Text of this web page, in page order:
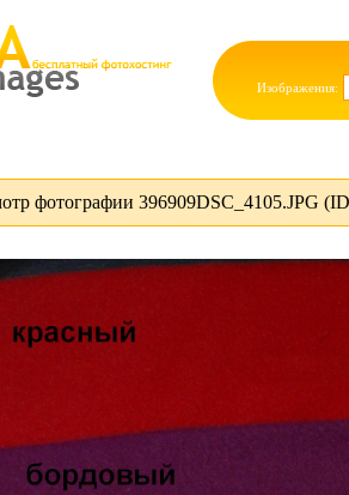
Изображения:
фотографии 396909DSC_4105.JPG